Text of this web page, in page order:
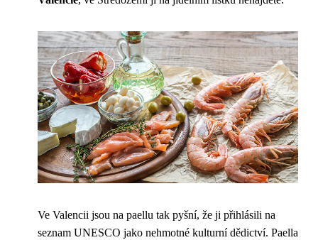
Ve Valencii jsou na paellu tak pyšní, že ji přihlásili na
seznam UNESCO jako nehmotné kulturní dědictví. Paella